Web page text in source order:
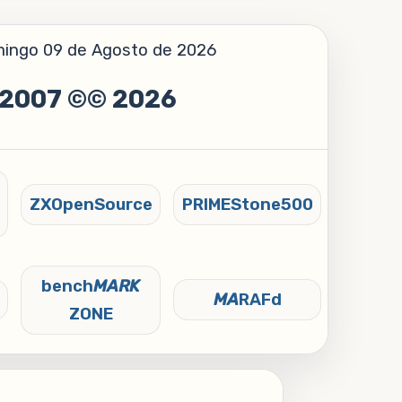
09 de Agosto de 2026
©© 2026
ZXOpenSource PRIMEStone500
benchMARK
ZONE
MARAFd